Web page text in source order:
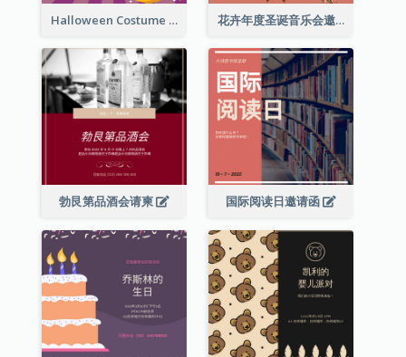
Halloween Costume Party Invitation 花卉年度圣诞音乐会邀请函
勃艮第品酒会请柬 国际阅读日邀请函